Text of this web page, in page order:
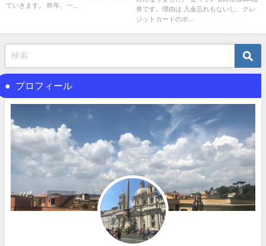
ていきます。 昨年、一...
券です。理由は 入金忘れもないし、クレ
ジットカードのポ...
プロフィール